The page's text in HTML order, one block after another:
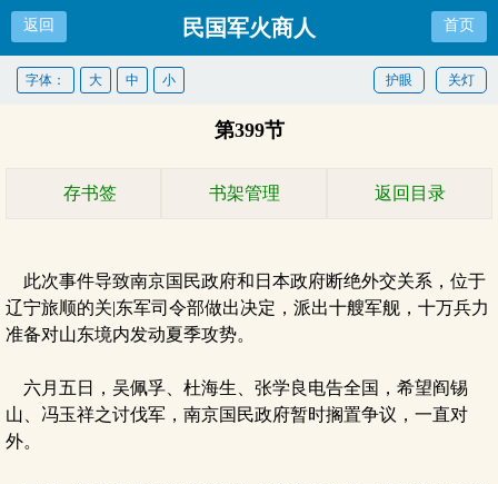
返回 民国军火商人 首页
关灯
护眼
字体： 大 中 小
第399节
存书签 书架管理 返回目录
此次事件导致南京国民政府和日本政府断绝外交关系，位于
辽宁旅顺的关|东军司令部做出决定，派出十艘军舰，十万兵力
准备对山东境内发动夏季攻势。
六月五日，吴佩孚、杜海生、张学良电告全国，希望阎锡
山、冯玉祥之讨伐军，南京国民政府暂时搁置争议，一直对
外。